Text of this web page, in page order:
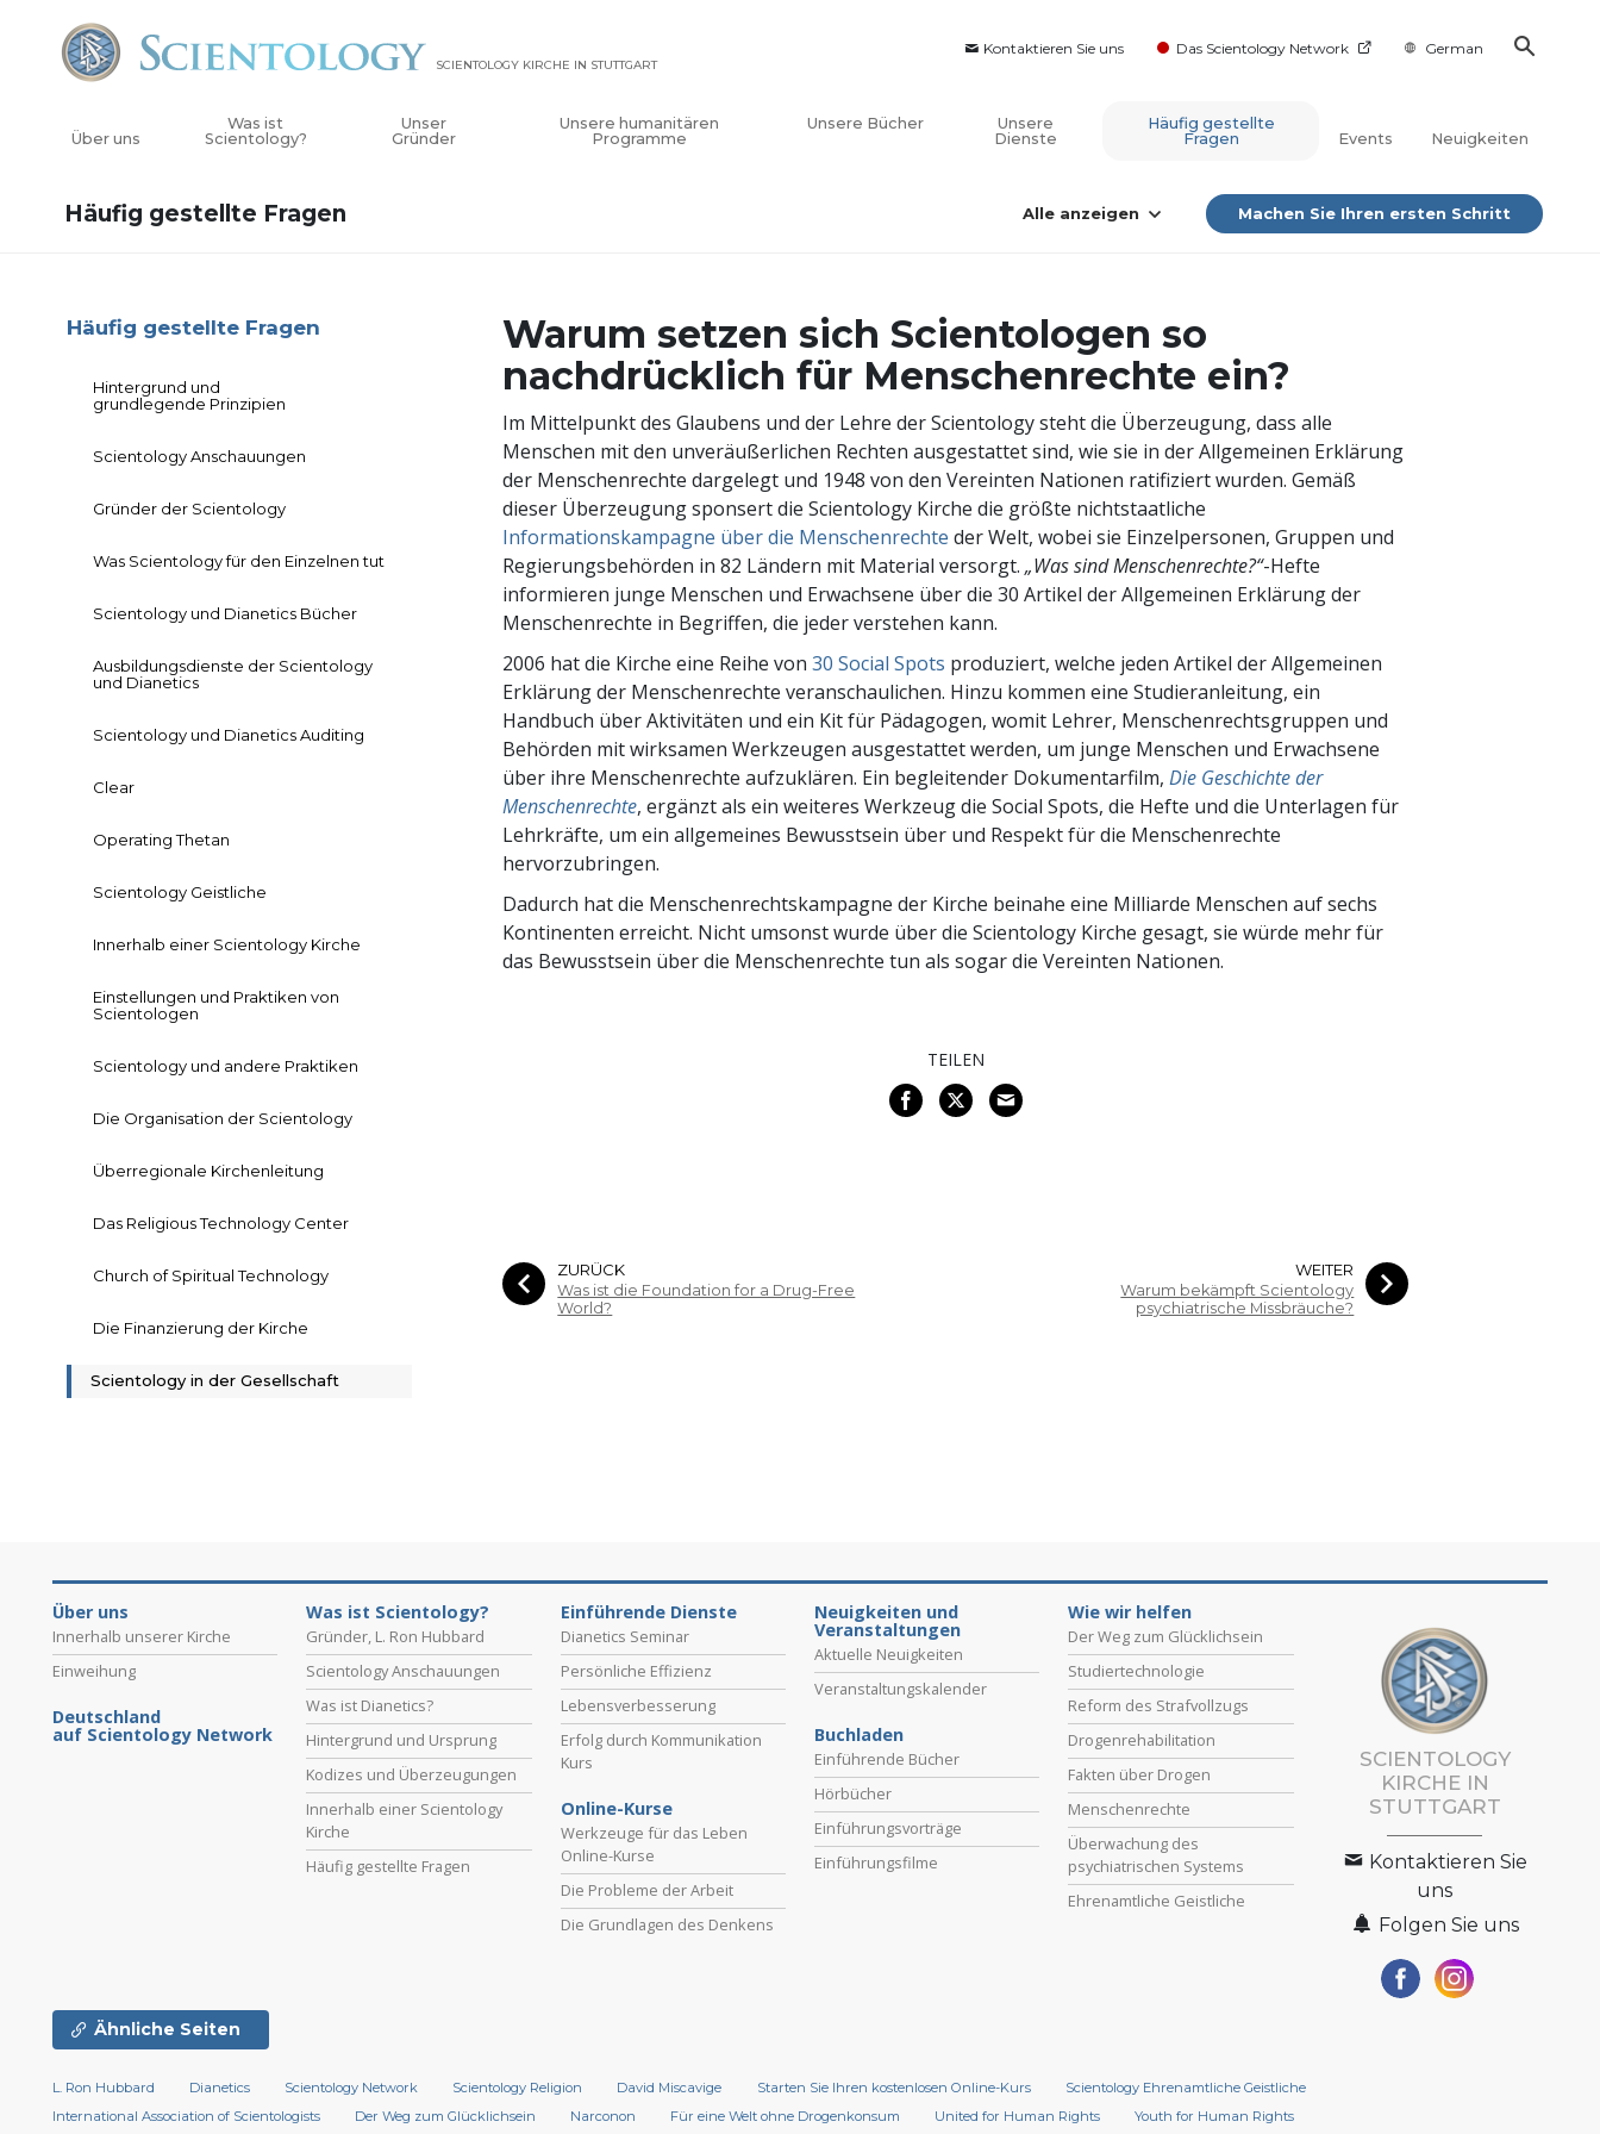
Kontaktieren Sie uns Das Scientology Network German
SCIENTOLOGY KIRCHE IN STUTTGART
Über uns
Was ist
Scientology?
Unser
Gründer
Unsere humanitären
Programme
Unsere Bücher
Unsere
Dienste
Häufig gestellte
Fragen
Events Neuigkeiten
Häufig gestellte Fragen Alle anzeigen Machen Sie Ihren ersten Schritt
Warum setzen sich Scientologen so
nachdrücklich für Menschenrechte ein?
Im Mittelpunkt des Glaubens und der Lehre der Scientology steht die Überzeugung, dass alle
Menschen mit den unveräußerlichen Rechten ausgestattet sind, wie sie in der Allgemeinen Erklärung
der Menschenrechte dargelegt und 1948 von den Vereinten Nationen ratifiziert wurden. Gemäß
dieser Überzeugung sponsert die Scientology Kirche die größte nichtstaatliche
Informationskampagne über die Menschenrechte der Welt, wobei sie Einzelpersonen, Gruppen und
Regierungsbehörden in 82 Ländern mit Material versorgt.„Was sind Menschenrechte?“-Hefte
informieren junge Menschen und Erwachsene über die 30 Artikel der Allgemeinen Erklärung der
Menschenrechte in Begriffen, die jeder verstehen kann.
2006 hat die Kirche eine Reihe von30 Social Spots produziert, welche jeden Artikel der Allgemeinen
Erklärung der Menschenrechte veranschaulichen. Hinzu kommen eine Studieranleitung, ein
Handbuch über Aktivitäten und ein Kit für Pädagogen, womit Lehrer, Menschenrechtsgruppen und
Behörden mit wirksamen Werkzeugen ausgestattet werden, um junge Menschen und Erwachsene
über ihre Menschenrechte aufzuklären. Ein begleitender Dokumentarfilm,Die Geschichte der
Menschenrechte, ergänzt als ein weiteres Werkzeug die Social Spots, die Hefte und die Unterlagen für
Lehrkräfte, um ein allgemeines Bewusstsein über und Respekt für die Menschenrechte
hervorzubringen.
Dadurch hat die Menschenrechtskampagne der Kirche beinahe eine Milliarde Menschen auf sechs
Kontinenten erreicht. Nicht umsonst wurde über die Scientology Kirche gesagt, sie würde mehr für
das Bewusstsein über die Menschenrechte tun als sogar die Vereinten Nationen.
TEILEN
ZURÜCK
Was ist die Foundation for a Drug-Free
World?
WEITER
Warum bekämpft Scientology
psychiatrische Missbräuche?
Häufig gestellte Fragen
Hintergrund und
grundlegende Prinzipien
Scientology Anschauungen
Gründer der Scientology
Was Scientology für den Einzelnen tut
Scientology und Dianetics Bücher
Ausbildungsdienste der Scientology
und Dianetics
Scientology und Dianetics Auditing
Clear
Operating Thetan
Scientology Geistliche
Innerhalb einer Scientology Kirche
Einstellungen und Praktiken von
Scientologen
Scientology und andere Praktiken
Die Organisation der Scientology
Überregionale Kirchenleitung
Das Religious Technology Center
Church of Spiritual Technology
Die Finanzierung der Kirche
Scientology in der Gesellschaft
Über uns
Innerhalb unserer Kirche
Einweihung
Deutschland
auf Scientology Network
Was ist Scientology?
Gründer, L. Ron Hubbard
Scientology Anschauungen
Was ist Dianetics?
Hintergrund und Ursprung
Kodizes und Überzeugungen
Innerhalb einer Scientology
Kirche
Häufig gestellte Fragen
Einführende Dienste
Dianetics Seminar
Persönliche Effizienz
Lebensverbesserung
Erfolg durch Kommunikation
Kurs
Online-Kurse
Werkzeuge für das Leben
Online-Kurse
Die Probleme der Arbeit
Die Grundlagen des Denkens
Neuigkeiten und
Veranstaltungen
Aktuelle Neuigkeiten
Veranstaltungskalender
Buchladen
Einführende Bücher
Hörbücher
Einführungsvorträge
Einführungsfilme
Wie wir helfen
Der Weg zum Glücklichsein
Studiertechnologie
Reform des Strafvollzugs
Drogenrehabilitation
Fakten über Drogen
Menschenrechte
Überwachung des
psychiatrischen Systems
Ehrenamtliche Geistliche
SCIENTOLOGY
KIRCHE IN
STUTTGART
Kontaktieren Sie
uns
Folgen Sie uns
Ähnliche Seiten
L. Ron Hubbard Dianetics Scientology Network Scientology Religion David Miscavige Starten Sie Ihren kostenlosen Online-Kurs
Scientology Ehrenamtliche Geistliche
International Association of Scientologists
Der Weg zum Glücklichsein Narconon Für eine Welt ohne Drogenkonsum United for Human Rights Youth for Human Rights